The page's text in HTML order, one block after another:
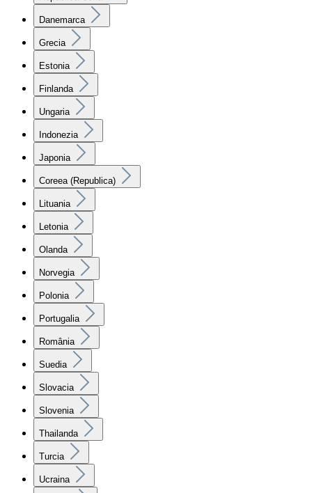
Danemarca
Grecia
Estonia
Finlanda
Ungaria
Indonezia
Japonia
Coreea (Republica)
Lituania
Letonia
Olanda
Norvegia
Polonia
Portugalia
România
Suedia
Slovacia
Slovenia
Thailanda
Turcia
Ucraina